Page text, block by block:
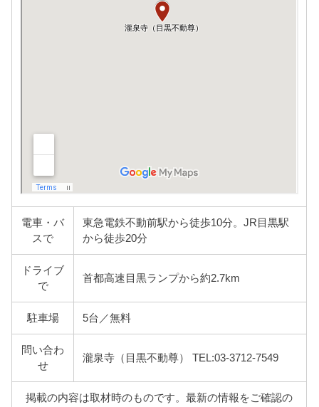
電車・バ
スで
東急電鉄不動前駅から徒歩10分。JR目黒駅
から徒歩20分
ドライブ
で
首都高速目黒ランプから約2.7km
駐車場 5台／無料
問い合わ
せ
瀧泉寺（目黒不動尊） TEL:03-3712-7549
掲載の内容は取材時のものです。最新の情報をご確認の